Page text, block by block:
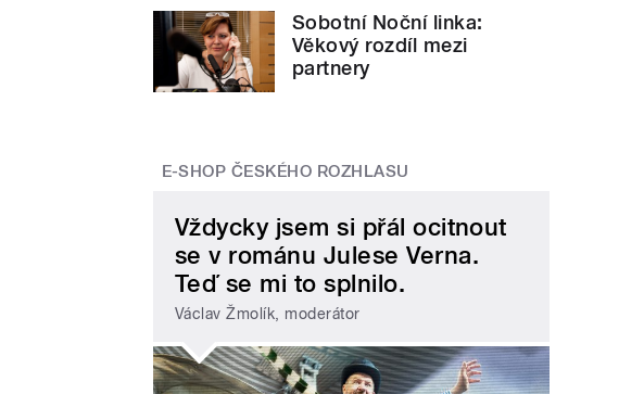
Sobotní Noční linka:
Věkový rozdíl mezi
partnery
E-SHOP ČESKÉHO ROZHLASU
Vždycky jsem si přál ocitnout
se v románu Julese Verna.
Teď se mi to splnilo.
Václav Žmolík, moderátor